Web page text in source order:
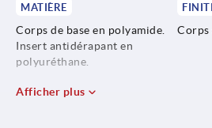
MATIÈRE
Corps de base en polyamide.
Insert antidérapant en
polyuréthane.
Corps
Afficher plus